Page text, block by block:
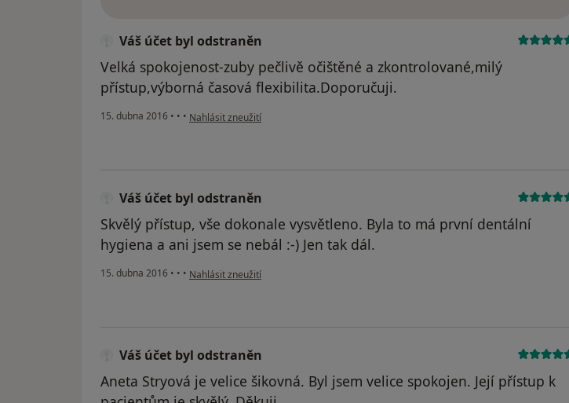
Váš účet byl odstraněn
Velká spokojenost-zuby pečlivě očištěné a zkontrolované,milý
přístup,výborná časová flexibilita.Doporučuji.
15. dubna 2016 • • • podle názoru uživatele Váš účet byl odstraněn
Nahlásit zneužití
Váš účet byl odstraněn
Skvělý přístup, vše dokonale vysvětleno. Byla to má první dentální
hygiena a ani jsem se nebál :-) Jen tak dál.
15. dubna 2016 • • • podle názoru uživatele Váš účet byl odstraněn
Nahlásit zneužití
Váš účet byl odstraněn
Aneta Stryová je velice šikovná. Byl jsem velice spokojen. Její přístup k